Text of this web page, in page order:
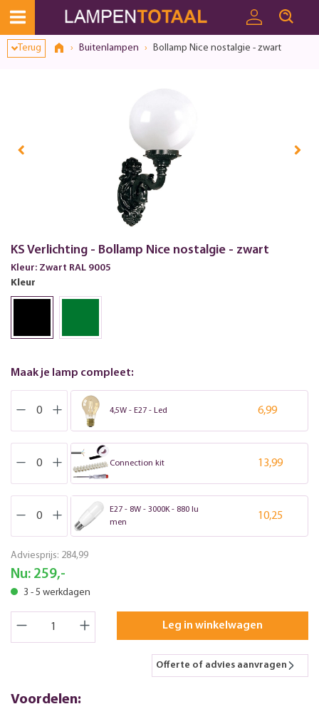
Terug Buitenlampen Bollamp Nice nostalgie - zwart
KS Verlichting - Bollamp Nice nostalgie - zwart
Kleur: Zwart RAL 9005
Kleur
Maak je lamp compleet:
4,5W - E27 - Led 6,99
Connection kit 13,99
E27 - 8W - 3000K - 880 lu
men
10,25
Adviesprijs: 284,99
Nu: 259,-
3 - 5 werkdagen
Leg in winkelwagen
Offerte of advies aanvragen
Voordelen:
Toestemmingsvenster geopend